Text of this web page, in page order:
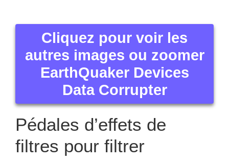
Cliquez pour voir les
autres images ou zoomer
EarthQuaker Devices
Data Corrupter
Pédales d’effets de
filtres pour filtrer